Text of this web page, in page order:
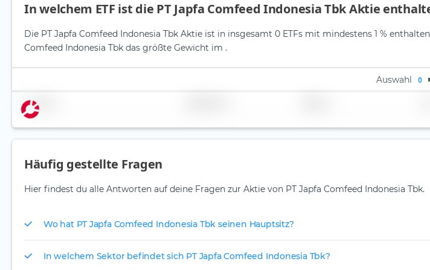
In welchem ETF ist die PT Japfa Comfeed Indonesia Tbk Aktie
Die PT Japfa Comfeed Indonesia Tbk Aktie ist in insgesamt 0 ETFs mit mindestens 1 %
Comfeed Indonesia Tbk das größte Gewicht im .
Auswahl 0
Name
Häufig gestellte Fragen
Hier findest du alle Antworten auf deine Fragen zur Aktie von PT Japfa Comfeed Indonesia Tbk.
Wo hat PT Japfa Comfeed Indonesia Tbk seinen Hauptsitz?
In welchem Sektor befindet sich PT Japfa Comfeed Indonesia Tbk?